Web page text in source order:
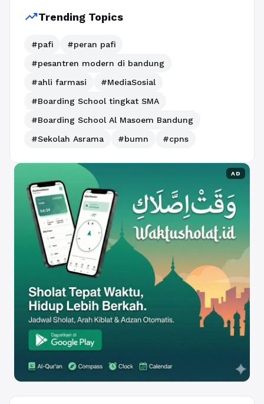
trending_upTrending Topics
#pafi
#peran pafi
#pesantren modern di bandung
#ahli farmasi
#MediaSosial
#Boarding School tingkat SMA
#Boarding School Al Masoem Bandung
#Sekolah Asrama
#bumn #cpns
AD